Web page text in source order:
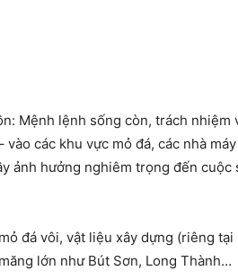
Mệnh lệnh sống còn, trách nhiệm
các khu vực mỏ đá, các nhà
ảnh hưởng nghiêm trọng đến
đá vôi, vật liệu xây dựng (riêng
lớn như Bút Sơn, Long Thành…